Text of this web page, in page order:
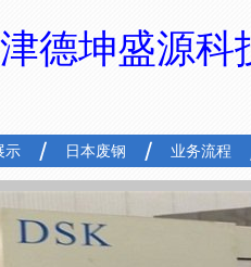
德坤盛源科
示 日本废钢 业务流程